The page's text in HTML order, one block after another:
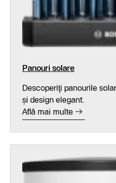
Panouri solare
Descoperiţi panourile
şi design elegant.
Află mai multe